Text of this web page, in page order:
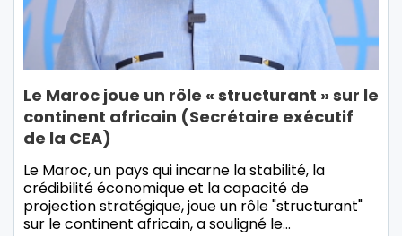
Le Maroc joue un rôle « structurant » sur le
continent africain (Secrétaire exécutif
de la CEA)
Le Maroc, un pays qui incarne la stabilité, la
crédibilité économique et la capacité de
projection stratégique, joue un rôle "structurant"
sur le continent africain, a souligné le…